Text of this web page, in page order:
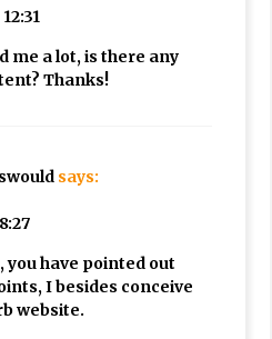
me a lot, is there any
Thanks!
says:
have pointed out
I besides conceive
website.